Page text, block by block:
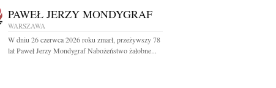
PAWEŁ JERZY MONDYGRAF
WARSZAWA
W dniu 26 czerwca 2026 roku zmarł, przeżywszy 78
lat Paweł Jerzy Mondygraf Nabożeństwo żałobne...